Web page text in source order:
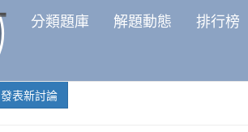
分類題庫 解題動態 排行榜
發表新討論